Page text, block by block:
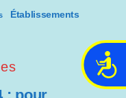
A
Établissements